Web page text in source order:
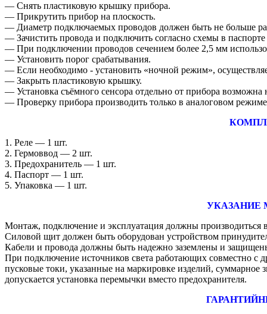
― Снять пластиковую крышку прибора.
― Прикрутить прибор на плоскость.
― Диаметр подключаемых проводов должен быть не больше
― Зачистить провода и подключить согласно схемы в паспорте
― При подключении проводов сечением более 2,5 мм
― Установить порог срабатывания.
― Если необходимо - установить «ночной режим»,
― Закрыть пластиковую крышку.
― Установка съёмного сенсора отдельно от прибора возможна
― Проверку прибора производить только в аналоговом
1. Реле ― 1 шт.
2. Гермоввод ― 2 шт.
3. Предохранитель ― 1 шт.
4. Паспорт ― 1 шт.
5. Упаковка ― 1 шт.
УКАЗАНИЕ
Монтаж, подключение и эксплуатация должны производиться
Силовой щит должен быть оборудован устройством
Кабели и провода должны быть надежно заземлены и
При подключение источников света работающих совместно с
пусковые токи, указанные на маркировке изделий,
допускается установка перемычки вместо предохранителя.